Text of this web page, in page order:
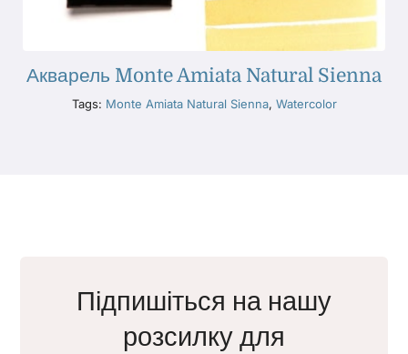
Акварель Monte Amiata Natural Sienna
Tags: Monte Amiata Natural Sienna, Watercolor
Підпишіться на нашу
розсилку для